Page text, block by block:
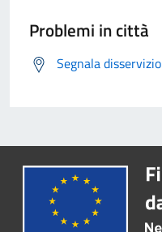
Problemi in città
Segnala disservizio